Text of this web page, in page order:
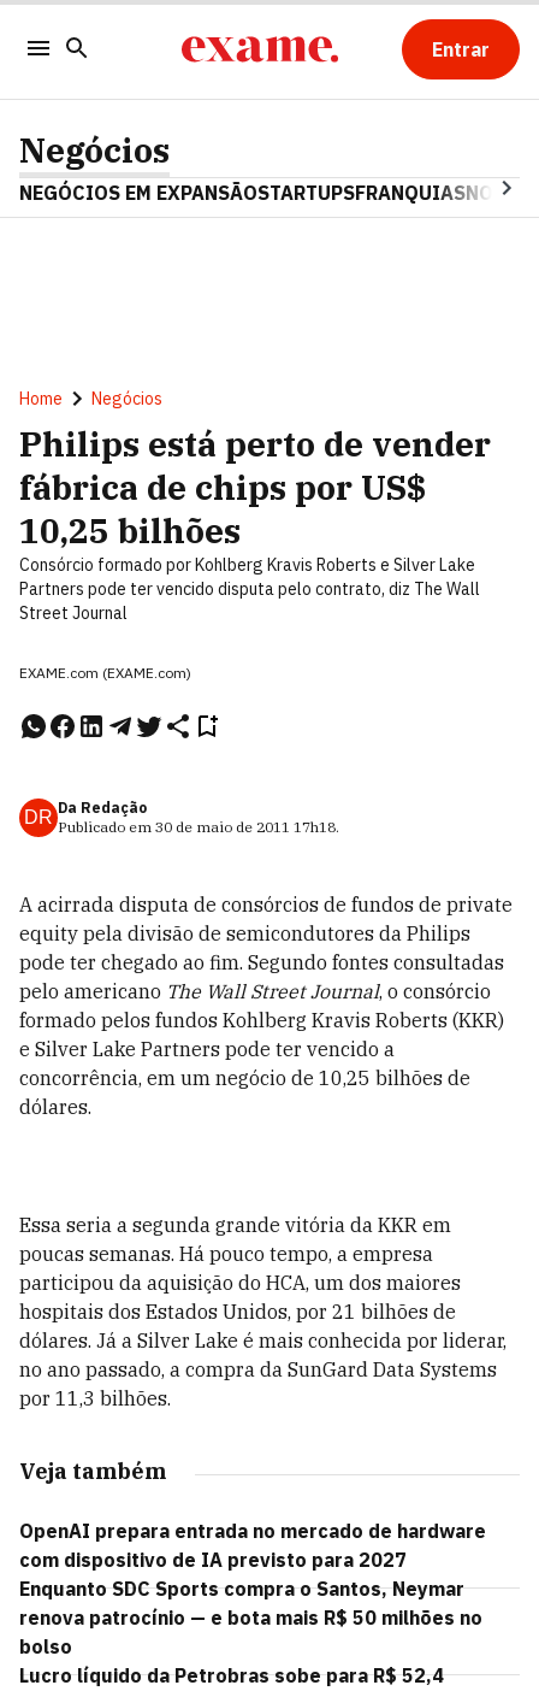
Entrar
Negócios
NEGÓCIOS EM EXPANSÃOSTARTUPSFRANQUIAS
Home Negócios
Philips está perto de vender
fábrica de chips por US$
10,25 bilhões
Consórcio formado por Kohlberg Kravis Roberts e Silver Lake
Partners pode ter vencido disputa pelo contrato, diz The Wall
Street Journal
EXAME.com (EXAME.com)
DR Da Redação
Publicado em 30 de maio de 2011 17h18.
A acirrada disputa de consórcios de fundos de private
equity pela divisão de semicondutores da Philips
pode ter chegado ao fim. Segundo fontes consultadas
pelo americano The Wall Street Journal, o consórcio
formado pelos fundos Kohlberg Kravis Roberts (KKR)
e Silver Lake Partners pode ter vencido a
concorrência, em um negócio de 10,25 bilhões de
dólares.
Essa seria a segunda grande vitória da KKR em
poucas semanas. Há pouco tempo, a empresa
participou da aquisição do HCA, um dos maiores
hospitais dos Estados Unidos, por 21 bilhões de
dólares. Já a Silver Lake é mais conhecida por liderar,
no ano passado, a compra da SunGard Data Systems
por 11,3 bilhões.
Veja também
OpenAI prepara entrada no mercado de hardware
com dispositivo de IA previsto para 2027
Enquanto SDC Sports compra o Santos, Neymar
renova patrocínio — e bota mais R$ 50 milhões no
bolso
Lucro líquido da Petrobras sobe para R$ 52,4